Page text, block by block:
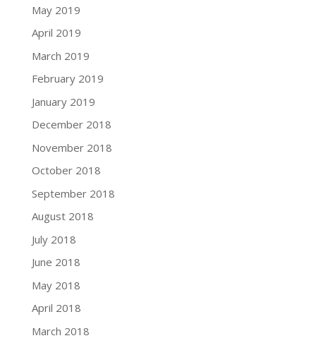
May 2019
April 2019
March 2019
February 2019
January 2019
December 2018
November 2018
October 2018
September 2018
August 2018
July 2018
June 2018
May 2018
April 2018
March 2018